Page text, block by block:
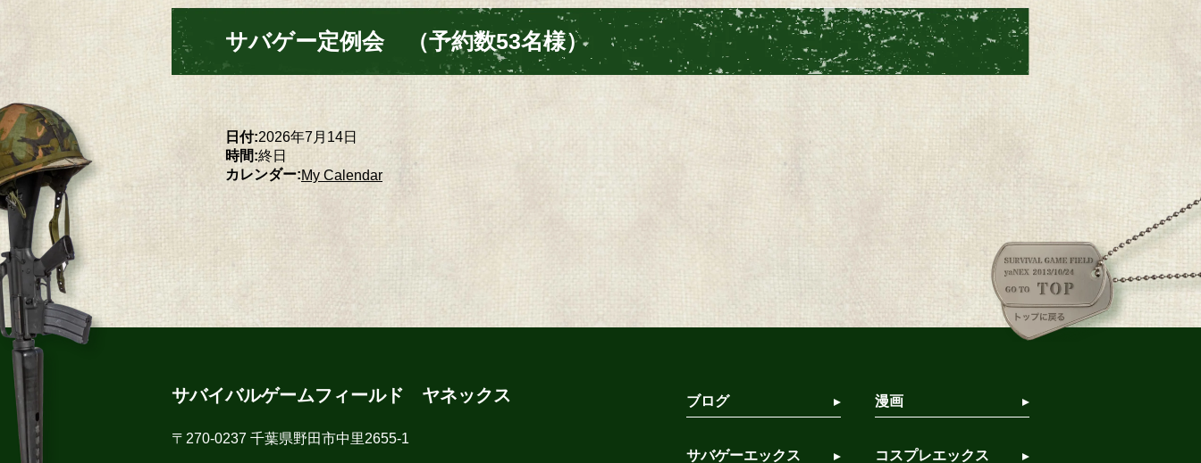
サバゲー定例会 （予約数53名様）
日付:2026年7月14日
時間:終日
カレンダー:My Calendar
サバイバルゲームフィールド ヤネックス
〒270-0237 千葉県野田市中里2655-1
ブログ 漫画
サバゲーエックス コスプレエックス